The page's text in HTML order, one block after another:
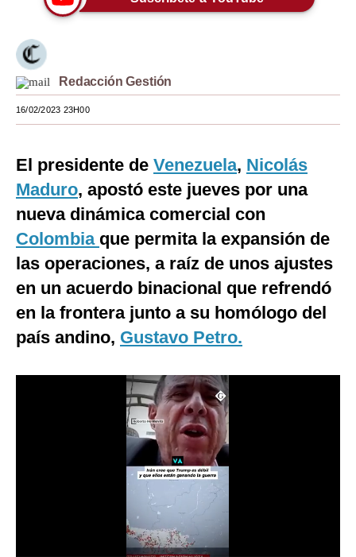
Moda
Mundo
México
España
Internacional
Club del Suscriptor
Mix
G de Gestión
Redacción Gestión
16/02/2023 23H00
El presidente de Venezuela, Nicolás
Maduro, apostó este jueves por una
nueva dinámica comercial con
Colombia que permita la expansión de
las operaciones, a raíz de unos ajustes
en un acuerdo binacional que refrendó
en la frontera junto a su homólogo del
país andino, Gustavo Petro.